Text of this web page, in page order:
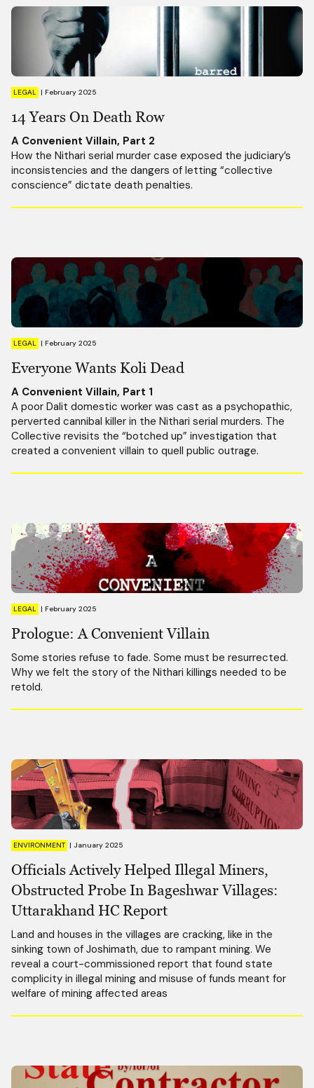
LEGAL | February 2025
14 Years On Death Row
A Convenient Villain, Part 2
How the Nithari serial murder case exposed the judiciary’s
inconsistencies and the dangers of letting “collective
conscience” dictate death penalties.
LEGAL | February 2025
Everyone Wants Koli Dead
A Convenient Villain, Part 1
A poor Dalit domestic worker was cast as a psychopathic,
perverted cannibal killer in the Nithari serial murders. The
Collective revisits the “botched up” investigation that
created a convenient villain to quell public outrage.
LEGAL | February 2025
Prologue: A Convenient Villain
Some stories refuse to fade. Some must be resurrected.
Why we felt the story of the Nithari killings needed to be
retold.
ENVIRONMENT | January 2025
Officials Actively Helped Illegal Miners,
Obstructed Probe In Bageshwar Villages:
Uttarakhand HC Report
Land and houses in the villages are cracking, like in the
sinking town of Joshimath, due to rampant mining. We
reveal a court-commissioned report that found state
complicity in illegal mining and misuse of funds meant for
welfare of mining affected areas